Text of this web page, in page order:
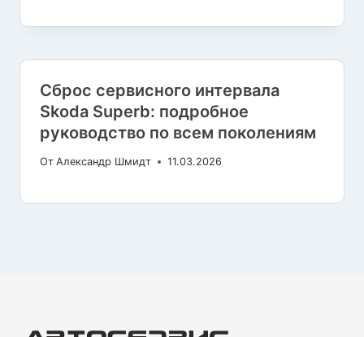
Сброс сервисного интервала
Skoda Superb: подробное
руководство по всем поколениям
От Александр Шмидт 11.03.2026